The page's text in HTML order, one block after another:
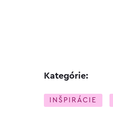
Kategórie:
INŠPIRÁCIE